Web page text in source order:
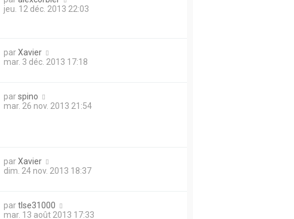
jeu. 12 déc. 2013 22:03
parXavier
mar. 3 déc. 2013 17:18
parspino
mar. 26 nov. 2013 21:54
parXavier
dim. 24 nov. 2013 18:37
partlse31000
mar. 13 août 2013 17:33